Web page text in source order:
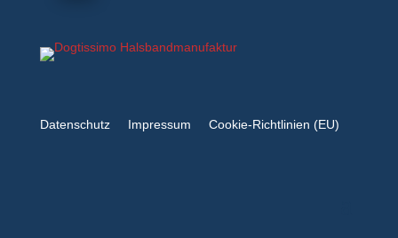
Datenschutz Impressum Cookie-Richtlinien (EU)